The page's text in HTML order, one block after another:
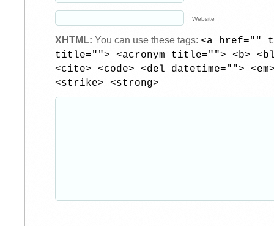
Website
XHTML: You can use these tags: <a href=""
title=""> <acronym title=""> <b>
<cite> <code> <del datetime="">
<strike> <strong>